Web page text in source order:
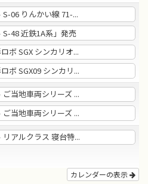
S-06 りんかい線 71-...
S-48 近鉄1A系」発売
ボ SGX シンカリオ...
ボ SGX09 シンカリ...
ご当地車両シリーズ ...
ご当地車両シリーズ ...
リアルクラス 寝台特...
カレンダーの表示